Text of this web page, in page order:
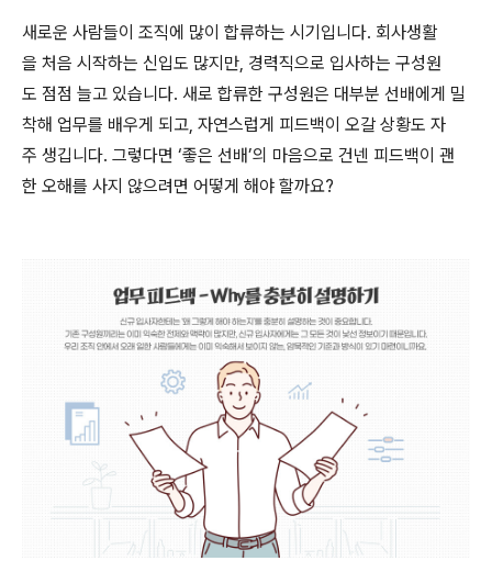
새로운 사람들이 조직에 많이 합류하는 시기입니다. 회사생활
을 처음 시작하는 신입도 많지만, 경력직으로 입사하는 구성원
도 점점 늘고 있습니다. 새로 합류한 구성원은 대부분 선배에게 밀
착해 업무를 배우게 되고, 자연스럽게 피드백이 오갈 상황도 자
주 생깁니다. 그렇다면 ‘좋은 선배’의 마음으로 건넨 피드백이 괜
한 오해를 사지 않으려면 어떻게 해야 할까요?